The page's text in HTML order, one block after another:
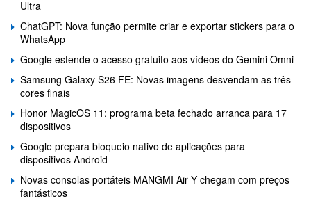
Ultra
ChatGPT: Nova função permite criar e exportar stickers para o
WhatsApp
Google estende o acesso gratuito aos vídeos do Gemini Omni
Samsung Galaxy S26 FE: Novas imagens desvendam as três
cores finais
Honor MagicOS 11: programa beta fechado arranca para 17
dispositivos
Google prepara bloqueio nativo de aplicações para
dispositivos Android
Novas consolas portáteis MANGMI Air Y chegam com preços
fantásticos